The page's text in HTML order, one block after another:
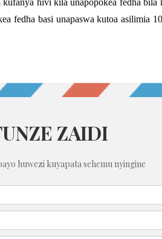
hivi kila unapopokea fedha
fedha basi unapaswa kutoa